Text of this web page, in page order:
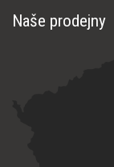
Naše prodejny